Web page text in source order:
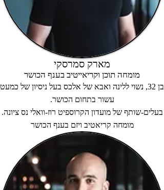
מארק סמרסקי
מומחה תוכן וקריאייטיב בענף הכושר
בן 32, נשוי ללינה ואבא של אלכס בעל ניסיון של כמעט
עשור בתחום הכושר.
בעלים-שותף של מועדון הקרוספיט רוז-וואלי נס ציונה.
​מומחה קריאטיב ויזם בענף הכושר